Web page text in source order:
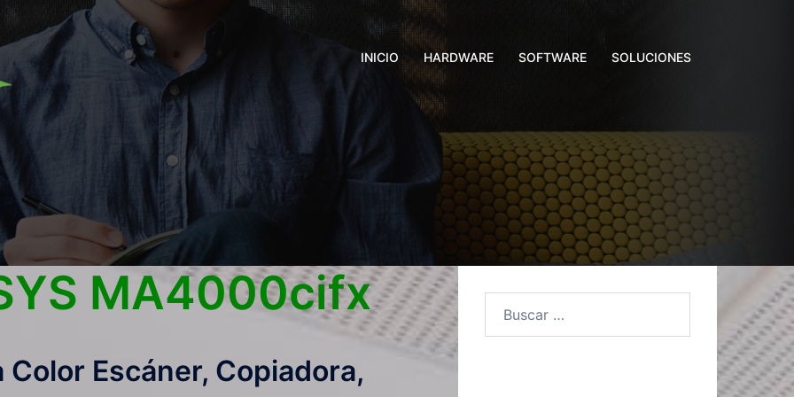
INICIO HARDWARE SOFTWARE SOLUCIONES
MA4000cifx
Escáner, Copiadora,